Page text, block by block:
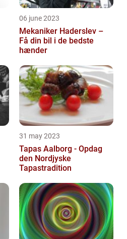
06 june 2023
Mekaniker Haderslev –
Få din bil i de bedste
hænder
31 may 2023
Tapas Aalborg - Opdag
den Nordjyske
Tapastradition